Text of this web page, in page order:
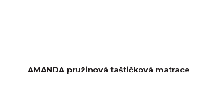
AMANDA pružinová taštičková matrace